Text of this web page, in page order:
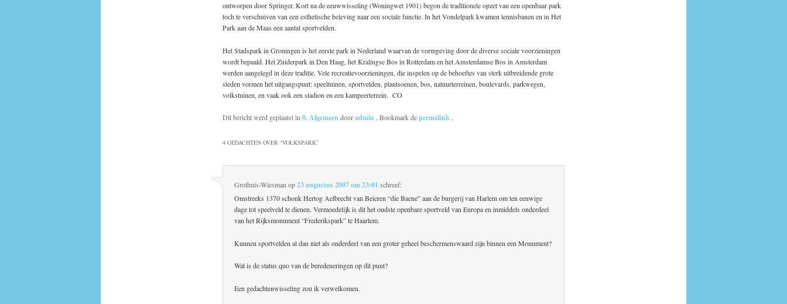
ontworpen door Springer. Kort na de eeuwwisseling (Woningwet 1901) begon de traditionele opzet van een openbaar park
toch te verschuiven van een esthetische beleving naar een sociale functie. In het Vondelpark kwamen tennisbanen en in Het
Park aan de Maas een aantal sportvelden.
Het Stadspark in Groningen is het eerste park in Nederland waarvan de vormgeving door de diverse sociale voorzieningen
wordt bepaald. Het Zuiderpark in Den Haag, het Kralingse Bos in Rotterdam en het Amsterdamse Bos in Amsterdam
werden aangelegd in deze traditie. Vele recreatievoorzieningen, die inspelen op de behoeftes van sterk uitbreidende grote
steden vormen het uitgangspunt: speeltuinen, sportvelden, plantsoenen, bos, natuurterreinen, boulevards, parkwegen,
volkstuinen, en vaak ook een stadion en een kampeerterrein. CO
Dit bericht werd geplaatst in0. Algemeen dooradmin . Bookmark depermalink .
4 GEDACHTEN OVER “VOLKSPARK”
Grothuis-Wiesmanop23 augustus 2007 om 23:01 schreef:
Omstreeks 1370 schonk Hertog Aelbrecht van Beieren “die Baene” aan de burgerij van Harlem om ten eeuwige
dage tot speelveld te dienen. Vermoedelijk is dit het oudste openbare sportveld van Europa en inmiddels onderdeel
van het Rijksmonument “Frederikspark” te Haarlem.
Kunnen sportvelden al dan niet als onderdeel van een groter geheel beschermenswaard zijn binnen een Monument?
Wat is de status quo van de beredeneringen op dit punt?
Een gedachtenwisseling zou ik verwelkomen.